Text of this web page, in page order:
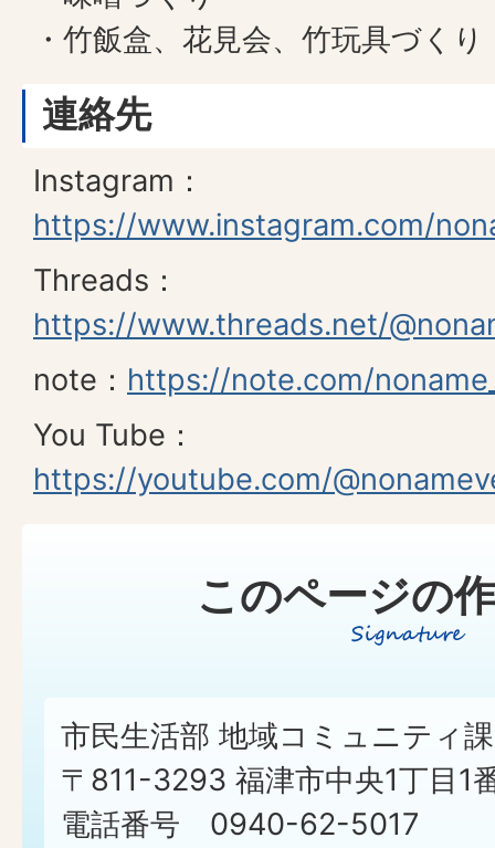
・竹飯盒、花見会、竹玩具づくり
連絡先
Instagram：
https://www.instagram.com/
Threads：
https://www.threads.net/
note： https://note.com/
You Tube：
https://youtube.com/
このページの
市民生活部 地域コミュニティ
〒811-3293 福津市中央1丁目1
電話番号 0940-62-5017